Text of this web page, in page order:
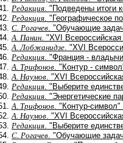
Редакция . "Подведены итоги
Редакция . "Географическое
С. Рогачев . "Обучающие
А. Панин . "XVI
А. Лобжанидзе . "XVI
Редакция . "Франция -
А. Трифонов . "Контур -
А. Наумов . "XVI
Редакция . "Выберите
Редакция . "Энергетические
А. Трифонов . "Контур-
А. Наумов . "XVI
Редакция . "Выберите
С. Рогачев . "Обучающие